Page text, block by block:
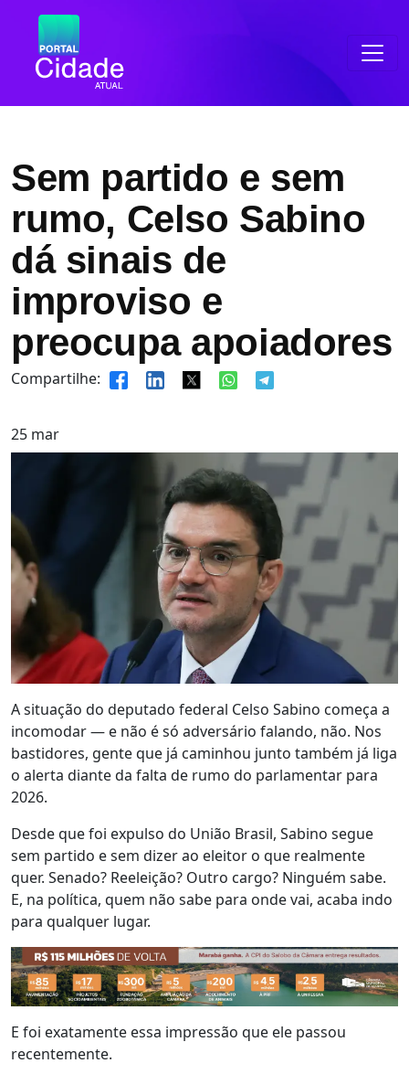
Sem partido e sem
rumo, Celso Sabino
dá sinais de
improviso e
preocupa apoiadores
Compartilhe:
25 mar
A situação do deputado federal Celso Sabino começa a
incomodar — e não é só adversário falando, não. Nos
bastidores, gente que já caminhou junto também já liga
o alerta diante da falta de rumo do parlamentar para
2026.
Desde que foi expulso do União Brasil, Sabino segue
sem partido e sem dizer ao eleitor o que realmente
quer. Senado? Reeleição? Outro cargo? Ninguém sabe.
E, na política, quem não sabe para onde vai, acaba indo
para qualquer lugar.
E foi exatamente essa impressão que ele passou
recentemente.